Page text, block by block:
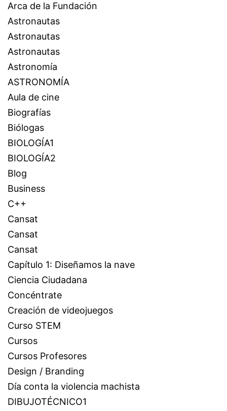
Arca de la Fundación
Astronautas
Astronautas
Astronautas
Astronomía
ASTRONOMÍA
Aula de cine
Biografías
Biólogas
BIOLOGÍA1
BIOLOGÍA2
Blog
Business
C++
Cansat
Cansat
Cansat
Capítulo 1: Diseñamos la nave
Ciencia Ciudadana
Concéntrate
Creación de videojuegos
Curso STEM
Cursos
Cursos Profesores
Design / Branding
Día conta la violencia machista
DIBUJOTÉCNICO1